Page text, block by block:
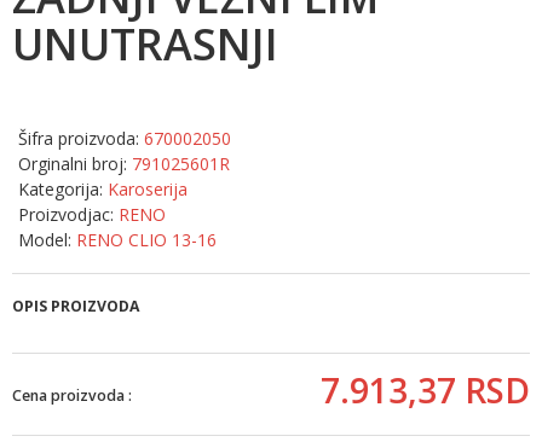
UNUTRASNJI
Šifra proizvoda: 670002050
Orginalni broj: 791025601R
Kategorija: Karoserija
Proizvodjac: RENO
Model: RENO CLIO 13-16
OPIS PROIZVODA
Cena proizvoda : 7.913,37 RSD